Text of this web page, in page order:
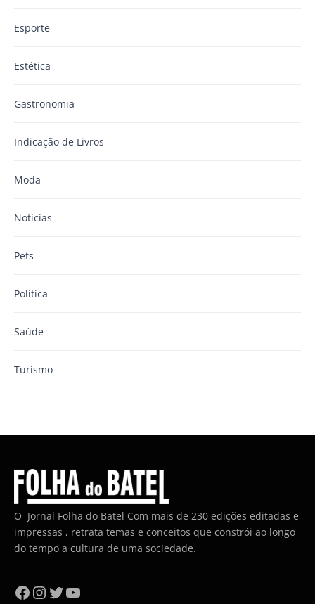
Esporte
Estética
Gastronomia
Indicação de Livros
Moda
Notícias
Pets
Política
Saúde
Turismo
O Jornal Folha do Batel Com mais de 230 edições editadas e
impressas , retrata temas e conceitos que constrói ao longo
do tempo a cultura de uma sociedade.
Facebook
Instagram
Twitter
YouTube